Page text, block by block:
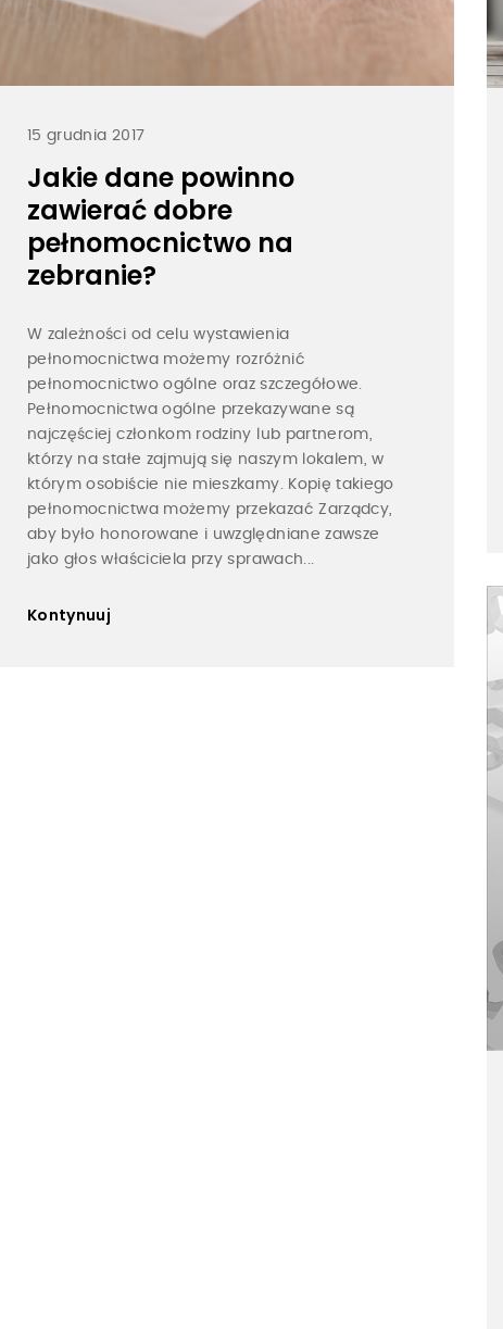
15 grudnia 2017
Jakie dane powinno
zawierać dobre
pełnomocnictwo na
zebranie?
W zależności od celu wystawienia
pełnomocnictwa możemy rozróżnić
pełnomocnictwo ogólne oraz szczegółowe.
Pełnomocnictwa ogólne przekazywane są
najczęściej członkom rodziny lub partnerom,
którzy na stałe zajmują się naszym lokalem, w
którym osobiście nie mieszkamy. Kopię takiego
pełnomocnictwa możemy przekazać Zarządcy,
aby było honorowane i uwzględniane zawsze
jako głos właściciela przy sprawach...
Kontynuuj